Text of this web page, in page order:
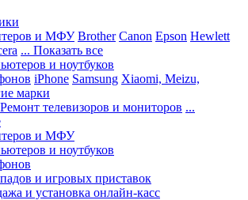
и МФУ Brother Canon Epson Hewlett
... Показать все
и ноутбуков
iPhone Samsung Xiaomi, Meizu,
марки
Ремонт телевизоров и мониторов ...
и МФУ
и ноутбуков
и игровых приставок
и установка онлайн-касс